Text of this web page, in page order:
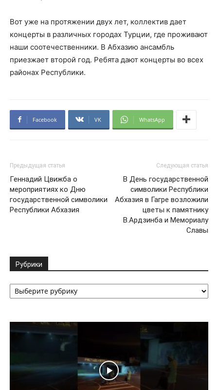
Вот уже на протяжении двух лет, коллектив дает
концерты в различных городах Турции, где проживают
наши соотечественники. В Абхазию ансамбль
приезжает второй год. Ребята дают концерты во всех
районах Республики.
Facebook VK WhatsApp
Предыдущая статья
Геннадий Цвижба о
мероприятиях ко Дню
государственной символики
Республики Абхазия
Следующая статья
В День государственной
символики Республики
Абхазия в Гагре возложили
цветы к памятнику
В.Ардзинба и Мемориалу
Славы
Рубрики
Рубрики